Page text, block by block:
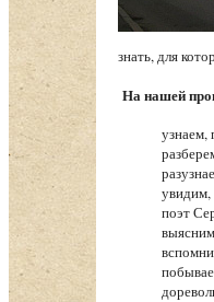
знать, для
На нашей
узнаем,
увидим,
поэт